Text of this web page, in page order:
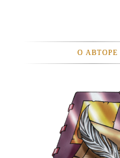
ЛЮДИ
ПОДРОСТКИ
ГОРОДА
О АВТОРЕ